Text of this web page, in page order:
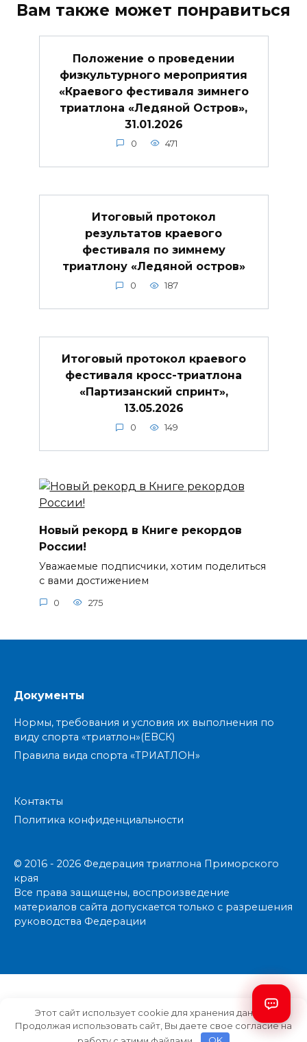
Вам также может понравиться
Положение о проведении
физкультурного мероприятия
«Краевого фестиваля зимнего
триатлона «Ледяной Остров»,
31.01.2026
0 471
Итоговый протокол
результатов краевого
фестиваля по зимнему
триатлону «Ледяной остров»
0 187
Итоговый протокол краевого
фестиваля кросс-триатлона
«Партизанский спринт»,
13.05.2026
0 149
Новый рекорд в Книге рекордов
России!
Уважаемые подписчики, хотим поделиться
с вами достижением
0 275
Документы
Нормы, требования и условия их выполнения по
виду спорта «триатлон»(ЕВСК)
Правила вида спорта «ТРИАТЛОН»
Контакты
Политика конфиденциальности
© 2016 - 2026 Федерация триатлона Приморского
края
Все права защищены, воспроизведение
материалов сайта допускается только с разрешения
руководства Федерации
Этот сайт использует cookie для хранения данных.
Продолжая использовать сайт, Вы даете свое согласие на